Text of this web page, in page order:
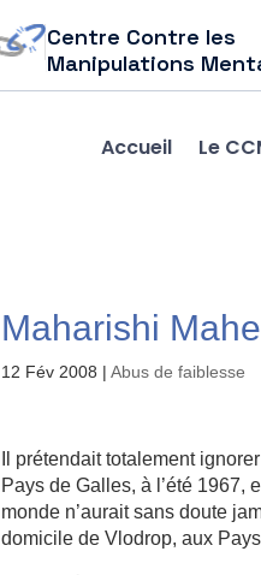
Centre Contre les
Manipulations
Accueil Le
Maharishi
12 Fév 2008 |Abus de faiblesse
Il prétendait totalement
Pays de Galles, à l’été 1967,
monde n’aurait sans doute
domicile de Vlodrop, aux